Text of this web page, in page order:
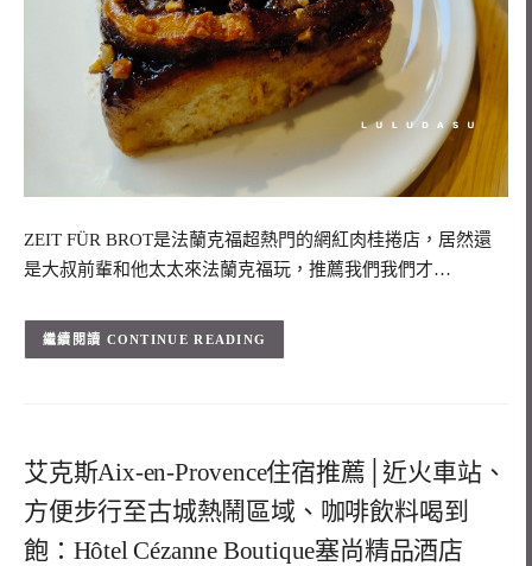
ZEIT FÜR BROT是法蘭克福超熱門的網紅肉桂捲店，居然還
是大叔前輩和他太太來法蘭克福玩，推薦我們我們才…
CONTINUE READING
艾克斯Aix-en-Provence住宿推薦│近火車站、
方便步行至古城熱鬧區域、咖啡飲料喝到
飽：Hôtel Cézanne Boutique塞尚精品酒店